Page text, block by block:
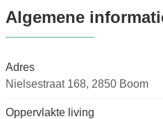
Algemene
Adres
Nielsestraat 168, 2850 Boom
Oppervlakte living